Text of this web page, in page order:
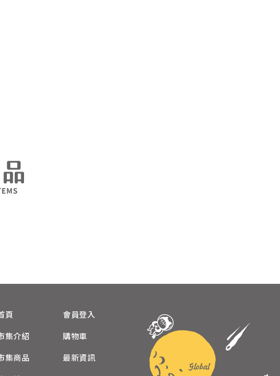
頁
集介紹
集商品
會員登入
購物車
最新資訊